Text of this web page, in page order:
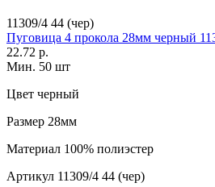
11309/4 44 (чер)
Пуговица 4 прокола 28мм черный
22.72 р.
Мин. 50 шт
Цвет черный
Размер 28мм
Материал 100% полиэстер
Артикул 11309/4 44 (чер)